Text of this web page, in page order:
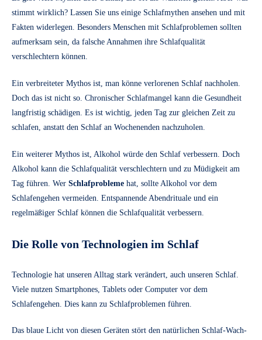
stimmt wirklich? Lassen Sie uns einige Schlafmythen ansehen und mit
Fakten widerlegen. Besonders Menschen mit Schlafproblemen sollten
aufmerksam sein, da falsche Annahmen ihre Schlafqualität
verschlechtern können.
Ein verbreiteter Mythos ist, man könne verlorenen Schlaf nachholen.
Doch das ist nicht so. Chronischer Schlafmangel kann die Gesundheit
langfristig schädigen. Es ist wichtig, jeden Tag zur gleichen Zeit zu
schlafen, anstatt den Schlaf an Wochenenden nachzuholen.
Ein weiterer Mythos ist, Alkohol würde den Schlaf verbessern. Doch
Alkohol kann die Schlafqualität verschlechtern und zu Müdigkeit am
Tag führen. Wer Schlafprobleme hat, sollte Alkohol vor dem
Schlafengehen vermeiden. Entspannende Abendrituale und ein
regelmäßiger Schlaf können die Schlafqualität verbessern.
Die Rolle von Technologien im Schlaf
Technologie hat unseren Alltag stark verändert, auch unseren Schlaf.
Viele nutzen Smartphones, Tablets oder Computer vor dem
Schlafengehen. Dies kann zu Schlafproblemen führen.
Das blaue Licht von diesen Geräten stört den natürlichen Schlaf-Wach-